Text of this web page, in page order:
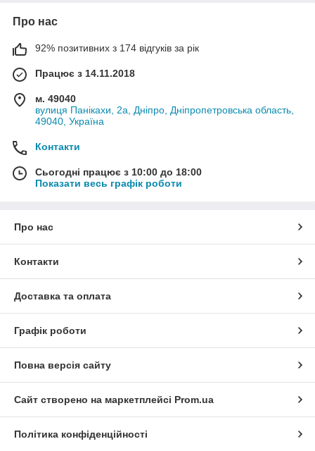
Про нас
92% позитивних з 174 відгуків за рік
Працює з 14.11.2018
м. 49040
вулиця Панікахи, 2а, Дніпро, Дніпропетровська область,
49040, Україна
Контакти
Сьогодні працює з 10:00 до 18:00
Показати весь графік роботи
Про нас
Контакти
Доставка та оплата
Графік роботи
Повна версія сайту
Сайт створено на маркетплейсі Prom.ua
Політика конфіденційності